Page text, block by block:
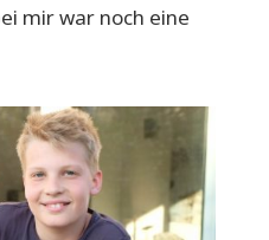
mir war noch eine